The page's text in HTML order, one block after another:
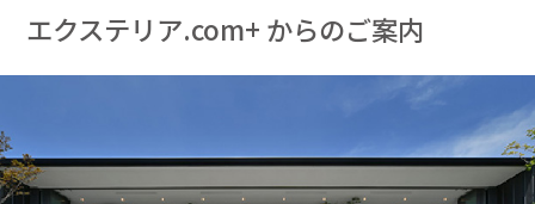
エクステリア.com+ からのご案内